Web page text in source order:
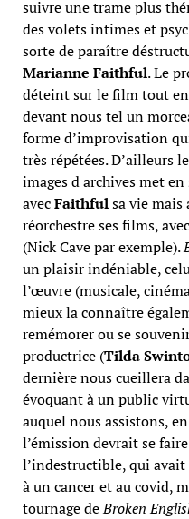
suivre une trame plus
des volets intimes et
sorte de paraître
Marianne Faithful. Le
déteint sur le film tout
devant nous tel un
forme d’improvisation
très répétées. D’ailleurs
images d archives met
avecFaithfulsa vie
réorchestre ses films,
(Nick Cave par exemple).
un plaisir indéniable,
l’œuvre (musicale,
mieux la connaître
remémorer ou se
productrice (Tilda
dernière nous cueillera
évoquant à un public
auquel nous assistons,
l’émission devrait se
l’indestructible, qui avait
à un cancer et au covid,
tournage deBroken